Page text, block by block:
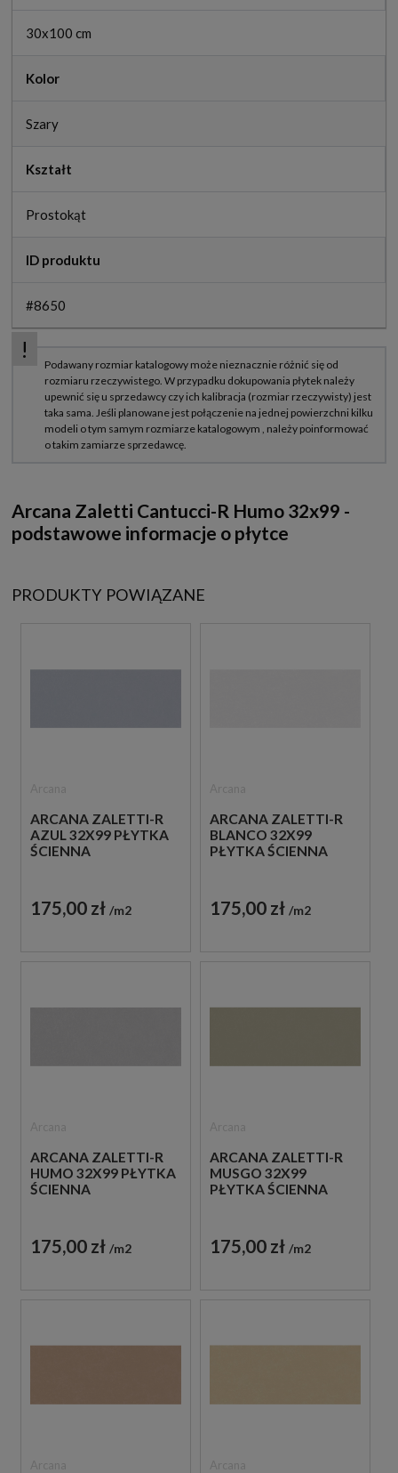
30x100 cm
Kolor
Szary
Kształt
Prostokąt
ID produktu
#8650
Arcana Zaletti Cantucci-R Humo 32x99 -
podstawowe informacje o płytce
PRODUKTY POWIĄZANE
ARCANA ZALETTI-R
AZUL 32X99 PŁYTKA
ŚCIENNA
175,00 zł m2
ARCANA ZALETTI-R
BLANCO 32X99
PŁYTKA ŚCIENNA
175,00 zł m2
ARCANA ZALETTI-R
HUMO 32X99 PŁYTKA
ŚCIENNA
175,00 zł m2
ARCANA ZALETTI-R
MUSGO 32X99
PŁYTKA ŚCIENNA
175,00 zł m2